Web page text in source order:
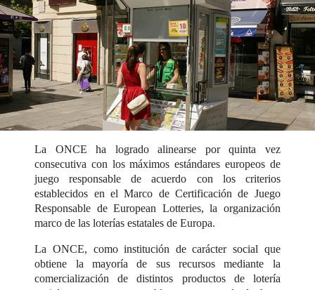
La ONCE ha logrado alinearse por quinta vez
consecutiva con los máximos estándares europeos de
juego responsable de acuerdo con los criterios
establecidos en el Marco de Certificación de Juego
Responsable de European Lotteries, la organización
marco de las loterías estatales de Europa.
La ONCE, como institución de carácter social que
obtiene la mayoría de sus recursos mediante la
comercialización de distintos productos de lotería